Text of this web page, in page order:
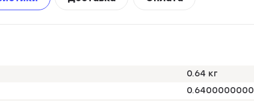
0.64 кг
0.6400000000